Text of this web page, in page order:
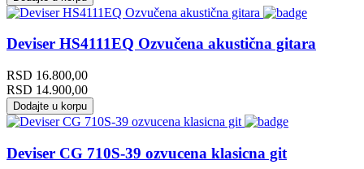
Deviser HS4111EQ Ozvučena akustična gitara
RSD 16.800,00
RSD 14.900,00
Dodajte u korpu
Deviser CG 710S-39 ozvucena klasicna git